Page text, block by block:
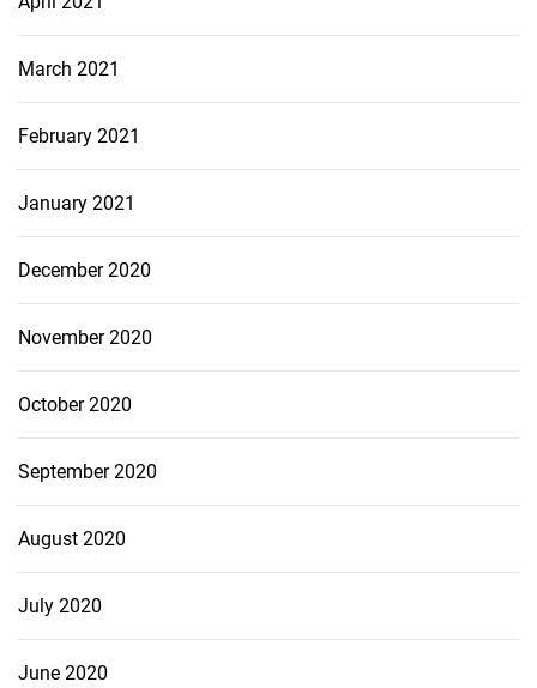
March 2021
February 2021
January 2021
December 2020
November 2020
October 2020
September 2020
August 2020
July 2020
June 2020